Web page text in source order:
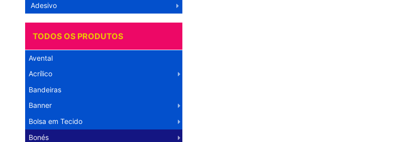
Adesivo
TODOS OS PRODUTOS
Avental
Acrílico
Bandeiras
Banner
Bolsa em Tecido
Bonés